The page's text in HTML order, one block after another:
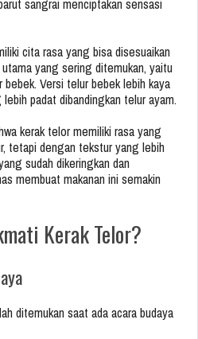
sangrai menciptakan sensasi
cita rasa yang bisa disesuaikan
yang sering ditemukan, yaitu
Versi telur bebek lebih kaya
padat dibandingkan telur ayam.
kerak telor memiliki rasa yang
tetapi dengan tekstur yang lebih
sudah dikeringkan dan
membuat makanan ini semakin
Kerak Telor?
ditemukan saat ada acara budaya